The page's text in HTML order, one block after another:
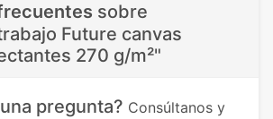
sobre
Future canvas
270 g/m²"
pregunta? Consúltanos y